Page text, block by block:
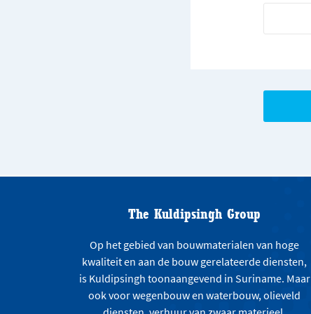
The Kuldipsingh Group
Op het gebied van bouwmaterialen van hoge
kwaliteit en aan de bouw gerelateerde diensten,
is Kuldipsingh toonaangevend in Suriname. Maar
ook voor wegenbouw en waterbouw, olieveld